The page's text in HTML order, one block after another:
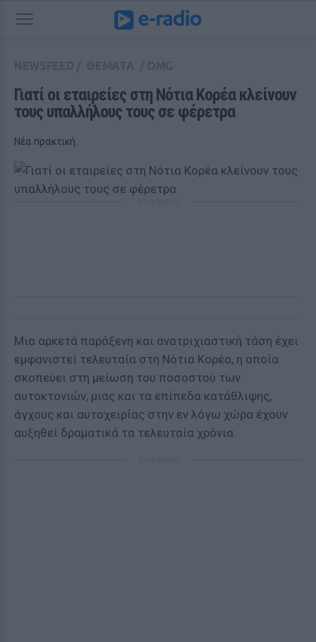
Γιατί οι εταιρείες στη Νότια Κορέα κλείνουν
τους υπαλλήλους τους σε φέρετρα
Νέα πρακτική
Μια αρκετά παράξενη και ανατριχιαστική τάση έχει
εμφανιστεί τελευταία στη Νότια Κορέα, η οποία
σκοπεύει στη μείωση του ποσοστού των
αυτοκτονιών, μιας και τα επίπεδα κατάθλιψης,
άγχους και αυτοχειρίας στην εν λόγω χώρα έχουν
αυξηθεί δραματικά τα τελευταία χρόνια.